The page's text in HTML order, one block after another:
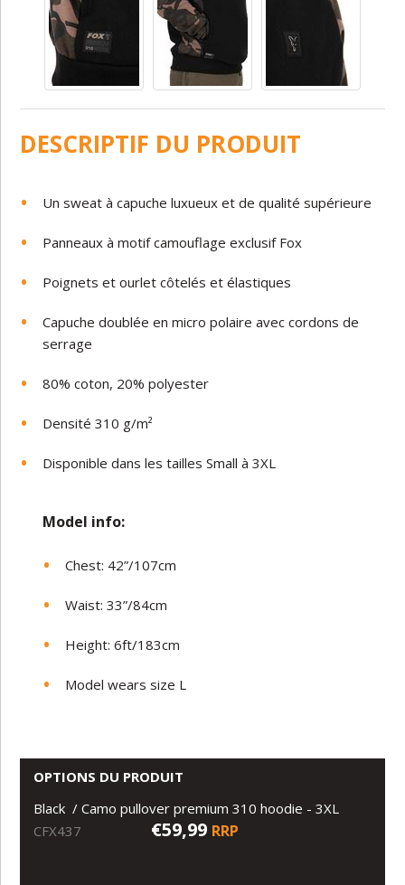
DESCRIPTIF DU PRODUIT
Un sweat à capuche luxueux et de qualité supérieure
Panneaux à motif camouflage exclusif Fox
Poignets et ourlet côtelés et élastiques
Capuche doublée en micro polaire avec cordons de
serrage
80% coton, 20% polyester
Densité 310 g/m²
Disponible dans les tailles Small à 3XL
Model info:
Chest: 42”/107cm
Waist: 33”/84cm
Height: 6ft/183cm
Model wears size L
OPTIONS DU PRODUIT
Black / Camo pullover premium 310 hoodie - 3XL
CFX437
€59,99 RRP